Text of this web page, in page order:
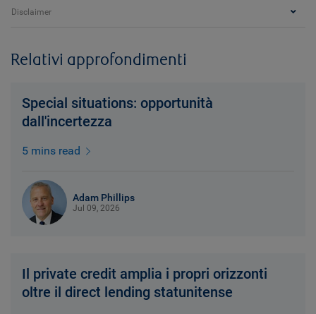
Disclaimer
Relativi approfondimenti
Special situations: opportunità
dall'incertezza
5 mins read
Adam Phillips
Jul 09, 2026
Il private credit amplia i propri orizzonti
oltre il direct lending statunitense